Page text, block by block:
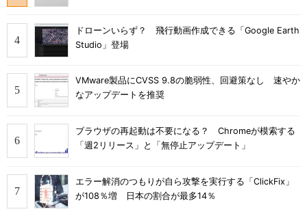
ドローンいらず？ 飛行動画作成できる「Google Earth
Studio」登場
VMware製品にCVSS 9.8の脆弱性、回避策なし 速やか
なアップデートを推奨
ブラウザの再起動は不要になる？ Chromeが模索する
「週2リリース」と「無停止アップデート」
エラー解消のつもりが自ら攻撃を実行する「ClickFix」
が108％増 日本の割合が最多14％